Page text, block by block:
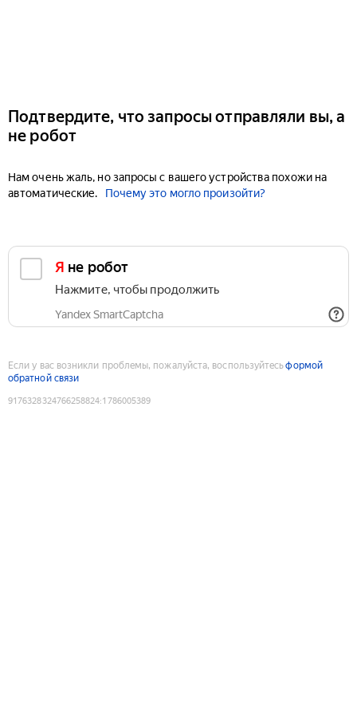
Подтвердите, что запросы отправляли вы, а
не робот
Нам очень жаль, но запросы с вашего устройства похожи на
автоматические.
Почему это могло произойти?
Я не робот
Нажмите, чтобы продолжить
Yandex SmartCaptcha
Если у вас возникли проблемы, пожалуйста, воспользуйтесьформой
обратной связи
9176328324766258824:1786005389